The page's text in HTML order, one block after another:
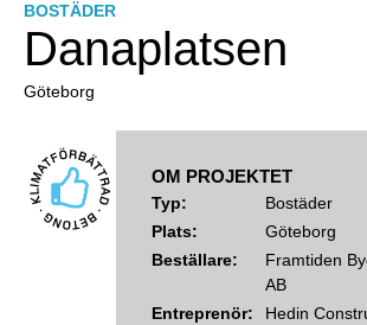
BOSTÄDER
Danaplatsen
Göteborg
OM PROJEKTET
Typ:
Bostäder
Plats:
Göteborg
Beställare:
Framtiden
AB
Entreprenör:
Hedin